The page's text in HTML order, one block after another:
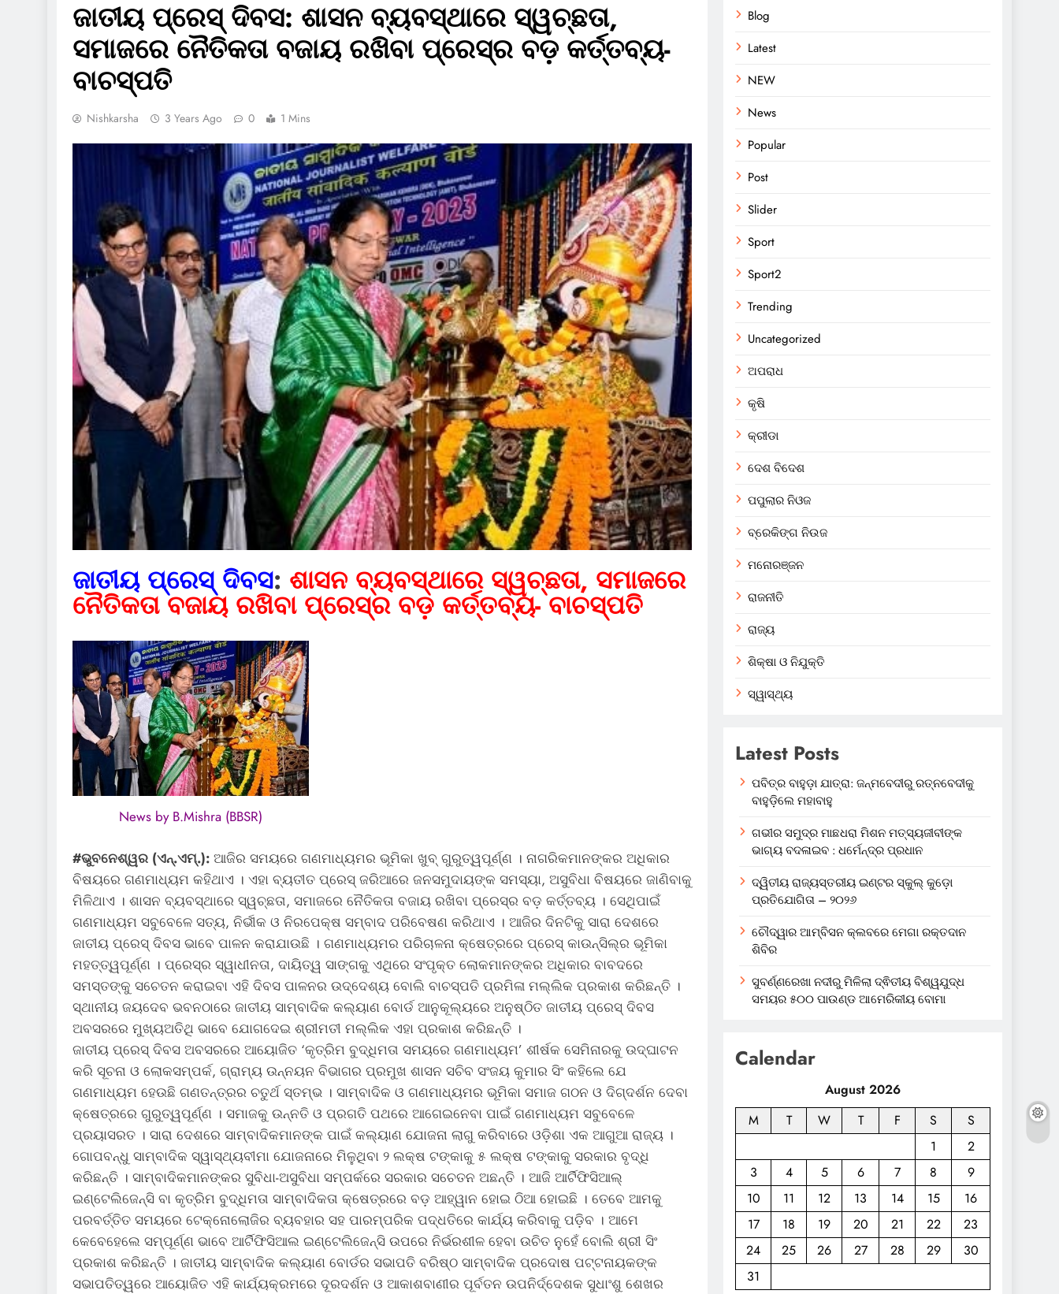
ଜାତୀୟ ପ୍ରେସ୍ ଦିବସ: ଶାସନ ବ୍ୟବସ୍ଥାରେ ସ୍ୱଚ୍ଛତା,
ସମାଜରେ ନୈତିକତା ବଜାୟ ରଖିବା ପ୍ରେସ୍‌ର ବଡ଼ କର୍ତ୍ତବ୍ୟ-
ବାଚସ୍ପତି
Nishkarsha 3 Years Ago 0 1 Mins
ଜାତୀୟ ପ୍ରେସ୍ ଦିବସ: ଶାସନ ବ୍ୟବସ୍ଥାରେ ସ୍ୱଚ୍ଛତା, ସମାଜରେ
ନୈତିକତା ବଜାୟ ରଖିବା ପ୍ରେସ୍‌ର ବଡ଼ କର୍ତ୍ତବ୍ୟ- ବାଚସ୍ପତି
News by B.Mishra (BBSR)
#ଭୁବନେଶ୍ୱର (ଏନ୍‌.ଏମ୍‌.): ଆଜିର ସମୟରେ ଗଣମାଧ୍ୟମର ଭୂମିକା ଖୁବ୍ ଗୁରୁତ୍ୱପୂର୍ଣ୍ଣ । ନାଗରିକମାନଙ୍କର ଅଧିକାର
ବିଷୟରେ ଗଣମାଧ୍ୟମ କହିଥାଏ । ଏହା ବ୍ୟତୀତ ପ୍ରେସ୍ ଜରିଆରେ ଜନସମୁଦାୟଙ୍କ ସମସ୍ୟା, ଅସୁବିଧା ବିଷୟରେ ଜାଣିବାକୁ
ମିଳିଥାଏ । ଶାସନ ବ୍ୟବସ୍ଥାରେ ସ୍ୱଚ୍ଛତା, ସମାଜରେ ନୈତିକତା ବଜାୟ ରଖିବା ପ୍ରେସ୍‌ର ବଡ଼ କର୍ତ୍ତବ୍ୟ । ସେଥିପାଇଁ
ଗଣମାଧ୍ୟମ ସବୁବେଳେ ସତ୍ୟ, ନିର୍ଭୀକ ଓ ନିରପେକ୍ଷ ସମ୍ବାଦ ପରିବେଷଣ କରିଥାଏ । ଆଜିର ଦିନଟିକୁ ସାରା ଦେଶରେ
ଜାତୀୟ ପ୍ରେସ୍ ଦିବସ ଭାବେ ପାଳନ କରାଯାଉଛି । ଗଣମାଧ୍ୟମର ପରିଚାଳନା କ୍ଷେତ୍ରରେ ପ୍ରେସ୍ କାଉନ୍‌ସିଲ୍‌ର ଭୂମିକା
ମହତ୍ତ୍ୱପୂର୍ଣ୍ଣ । ପ୍ରେସ୍‌ର ସ୍ୱାଧୀନତା, ଦାୟିତ୍ୱ ସାଙ୍ଗକୁ ଏଥିରେ ସଂପୃକ୍ତ ଲୋକମାନଙ୍କର ଅଧିକାର ବାବଦରେ
ସମସ୍ତଙ୍କୁ ସଚେତନ କରାଇବା ଏହି ଦିବସ ପାଳନର ଉଦ୍ଦେଶ୍ୟ ବୋଲି ବାଚସ୍ପତି ପ୍ରମିଳା ମଲ୍ଲିକ ପ୍ରକାଶ କରିଛନ୍ତି ।
ସ୍ଥାନୀୟ ଜୟଦେବ ଭବନଠାରେ ଜାତୀୟ ସାମ୍ବାଦିକ କଲ୍ୟାଣ ବୋର୍ଡ ଆନୁକୂଲ୍ୟରେ ଅନୁଷ୍ଠିତ ଜାତୀୟ ପ୍ରେସ୍ ଦିବସ
ଅବସରରେ ମୁଖ୍ୟଅତିଥି ଭାବେ ଯୋଗଦେଇ ଶ୍ରୀମତୀ ମଲ୍ଲିକ ଏହା ପ୍ରକାଶ କରିଛନ୍ତି ।
ଜାତୀୟ ପ୍ରେସ୍ ଦିବସ ଅବସରରେ ଆୟୋଜିତ ‘କୃତ୍ରିମ ବୁଦ୍ଧିମତା ସମୟରେ ଗଣମାଧ୍ୟମ’ ଶୀର୍ଷକ ସେମିନାରକୁ ଉଦ୍‌ଘାଟନ
କରି ସୂଚନା ଓ ଲୋକସମ୍ପର୍କ, ଗ୍ରାମ୍ୟ ଉନ୍ନୟନ ବିଭାଗର ପ୍ରମୁଖ ଶାସନ ସଚିବ ସଂଜୟ କୁମାର ସିଂ କହିଲେ ଯେ
ଗଣମାଧ୍ୟମ ହେଉଛି ଗଣତନ୍ତ୍ରର ଚତୁର୍ଥ ସ୍ତମ୍ଭ । ସାମ୍ବାଦିକ ଓ ଗଣମାଧ୍ୟମର ଭୂମିକା ସମାଜ ଗଠନ ଓ ଦିଗ୍‌ଦର୍ଶନ ଦେବା
କ୍ଷେତ୍ରରେ ଗୁରୁତ୍ୱପୂର୍ଣ୍ଣ । ସମାଜକୁ ଉନ୍ନତି ଓ ପ୍ରଗତି ପଥରେ ଆଗେଇନେବା ପାଇଁ ଗଣମାଧ୍ୟମ ସବୁବେଳେ
ପ୍ରୟାସରତ । ସାରା ଦେଶରେ ସାମ୍ବାଦିକମାନଙ୍କ ପାଇଁ କଲ୍ୟାଣ ଯୋଜନା ଲାଗୁ କରିବାରେ ଓଡ଼ିଶା ଏକ ଆଗୁଆ ରାଜ୍ୟ ।
ଗୋପବନ୍ଧୁ ସାମ୍ବାଦିକ ସ୍ୱାସ୍ଥ୍ୟବୀମା ଯୋଜନାରେ ମିଳୁଥିବା ୨ ଲକ୍ଷ ଟଙ୍କାକୁ ୫ ଲକ୍ଷ ଟଙ୍କାକୁ ସରକାର ବୃଦ୍ଧି
କରିଛନ୍ତି । ସାମ୍ବାଦିକମାନଙ୍କର ସୁବିଧା-ଅସୁବିଧା ସମ୍ପର୍କରେ ସରକାର ସଚେତନ ଅଛନ୍ତି । ଆଜି ଆର୍ଟିଫିସିଆଲ୍
ଇଣ୍ଟେଲିଜେନ୍ସି ବା କୃତ୍ରିମ ବୁଦ୍ଧିମତା ସାମ୍ବାଦିକତା କ୍ଷେତ୍ରରେ ବଡ଼ ଆହ୍ୱାନ ହୋଇ ଠିଆ ହୋଇଛି । ତେବେ ଆମକୁ
ପରବର୍ତ୍ତିତ ସମୟରେ ଟେକ୍‌ନୋଲୋଜିର ବ୍ୟବହାର ସହ ପାରମ୍ପରିକ ପଦ୍ଧତିରେ କାର୍ଯ୍ୟ କରିବାକୁ ପଡ଼ିବ । ଆମେ
କେବେହେଲେ ସମ୍ପୂର୍ଣ୍ଣ ଭାବେ ଆର୍ଟିଫିସିଆଲ ଇଣ୍ଟେଲିଜେନ୍ସି ଉପରେ ନିର୍ଭରଶୀଳ ହେବା ଉଚିତ ନୁହେଁ ବୋଲି ଶ୍ରୀ ସିଂ
ପ୍ରକାଶ କରିଛନ୍ତି । ଜାତୀୟ ସାମ୍ବାଦିକ କଲ୍ୟାଣ ବୋର୍ଡର ସଭାପତି ବରିଷ୍ଠ ସାମ୍ବାଦିକ ପ୍ରଦୋଷ ପଟ୍ଟନାୟକଙ୍କ
ସଭାପତିତ୍ୱରେ ଆୟୋଜିତ ଏହି କାର୍ଯ୍ୟକ୍ରମରେ ଦୂରଦର୍ଶନ ଓ ଆକାଶବାଣୀର ପୂର୍ବତନ ଉପନିର୍ଦ୍ଦେଶକ ସୁଧାଂଶୁ ଶେଖର
Blog
Latest
NEW
News
Popular
Post
Slider
Sport
Sport2
Trending
Uncategorized
ଅପରାଧ
କୃଷି
କ୍ରୀଡା
ଦେଶ ବିଦେଶ
ପପୁଲାର ନିଓଜ
ବ୍ରେକିଙ୍ଗ ନିଉଜ
ମନୋରଞ୍ଜନ
ରାଜନୀତି
ରାଜ୍ୟ
ଶିକ୍ଷା ଓ ନିଯୁକ୍ତି
ସ୍ୱାସ୍ଥ୍ୟ
Latest Posts
ପବିତ୍ର ବାହୁଡ଼ା ଯାତ୍ରା: ଜନ୍ମବେଦୀରୁ ରତ୍ନବେଦୀକୁ
ବାହୁଡ଼ିଲେ ମହାବାହୁ
ଗଭୀର ସମୁଦ୍ର ମାଛଧରା ମିଶନ ମତ୍ସ୍ୟଜୀବୀଙ୍କ
ଭାଗ୍ୟ ବଦଳାଇବ : ଧର୍ମେନ୍ଦ୍ର ପ୍ରଧାନ
ଦ୍ୱିତୀୟ ରାଜ୍ୟସ୍ତରୀୟ ଇଣ୍ଟର ସ୍କୁଲ୍ କୁଡ଼ୋ
ପ୍ରତିଯୋଗିତା – ୨୦୨୬
ଚୌଦ୍ୱାର ଆମ୍ବିସନ କ୍ଲବରେ ମେଗା ରକ୍ତଦାନ
ଶିବିର
ସୁବର୍ଣ୍ଣରେଖା ନଦୀରୁ ମିଳିଲା ଦ୍ଵିତୀୟ ବିଶ୍ୱଯୁଦ୍ଧ
ସମୟର ୫୦୦ ପାଉଣ୍ଡ ଆମେରିକୀୟ ବୋମା
Calendar
August 2026
M
T W T F S
S
1
2
3
4 5 6 7 8
9
10
11 12 13 14 15
16
17
18 19 20 21 22
23
24
25 26 27 28 29
30
31